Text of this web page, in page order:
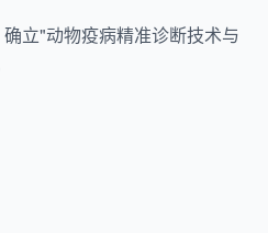
立"动物疫病精准诊断技术与